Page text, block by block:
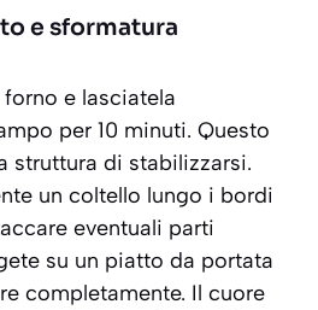
e sformatura
e lasciatela
per 10 minuti. Questo
struttura di stabilizzarsi.
un coltello lungo i bordi
eventuali parti
su un piatto da portata
completamente. Il cuore